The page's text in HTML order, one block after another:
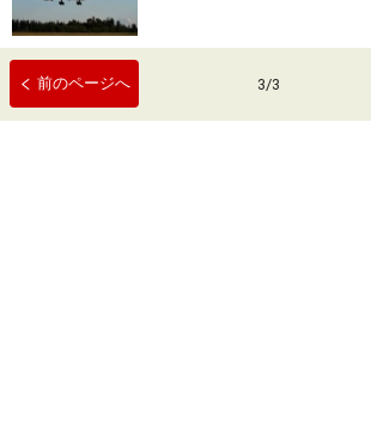
前のページへ 3/3